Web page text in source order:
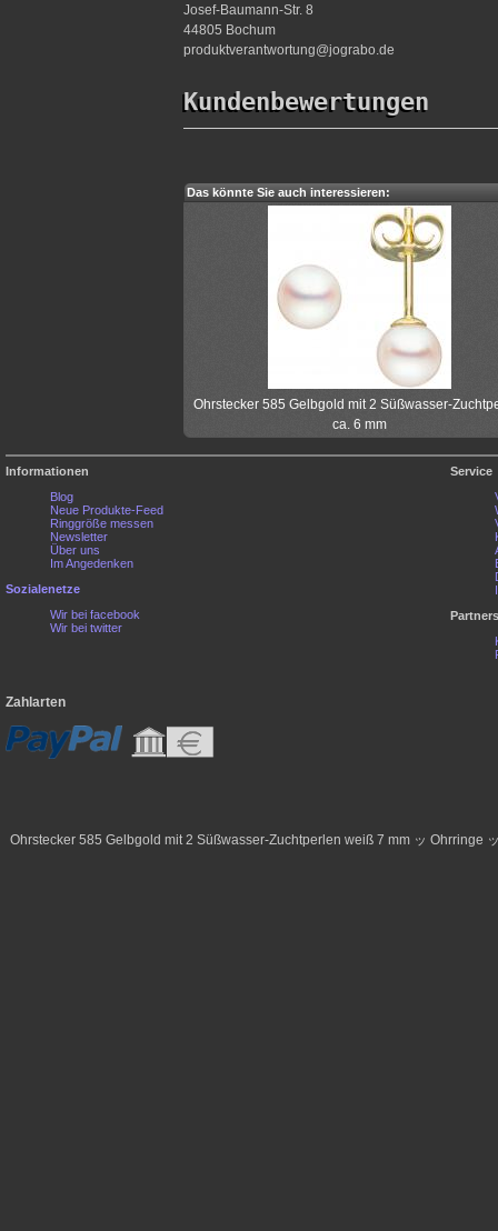
Josef-Baumann-Str. 8
44805 Bochum
produktverantwortung@jograbo.de
Kundenbewertungen
Das könnte Sie auch interessieren:
Ohrstecker 585 Gelbgold mit 2 Süßwasser-
ca. 6 mm
Informationen
Blog
Neue Produkte-Feed
Ringgröße messen
Newsletter
Über uns
Im Angedenken
Sozialenetze
Wir bei facebook
Wir bei twitter
Service
Zahlarten
Ohrstecker 585 Gelbgold mit 2 Süßwasser-Zuchtperlen weiß 7 mm ッ Ohrringe